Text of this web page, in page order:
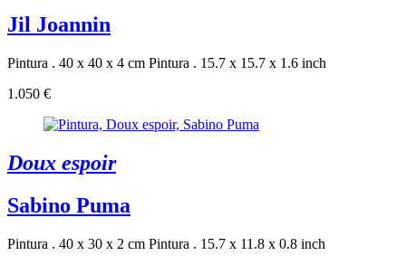
Jil Joannin
Pintura . 40 x 40 x 4 cm Pintura . 15.7 x 15.7 x 1.6 inch
1.050 €
Doux espoir
Sabino Puma
Pintura . 40 x 30 x 2 cm Pintura . 15.7 x 11.8 x 0.8 inch